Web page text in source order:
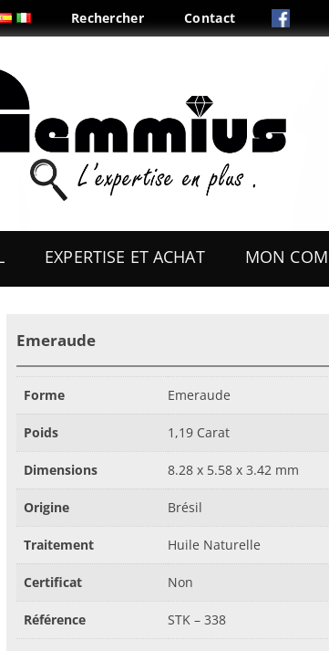
Rechercher Contact
au
contenu
EXPERTISE ET ACHAT MON
Emeraude
Forme Emeraude
Poids 1,19 Carat
Dimensions 8.28 x 5.58 x 3.42 mm
Origine Brésil
Traitement Huile Naturelle
Certificat Non
Référence STK – 338